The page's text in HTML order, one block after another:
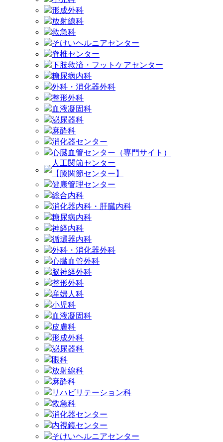
形成外科
放射線科
救急科
そけいヘルニアセンター
脊椎センター
下肢救済・フットケアセンター
糖尿病内科
外科・消化器外科
整形外科
血液凝固科
泌尿器科
麻酔科
消化器センター
心臓血管センター（専門サイト）
人工関節センター
【膝関節センター】
健康管理センター
総合内科
消化器内科・肝臓内科
糖尿病内科
神経内科
循環器内科
外科・消化器外科
心臓血管外科
脳神経外科
整形外科
産婦人科
小児科
血液凝固科
皮膚科
形成外科
泌尿器科
眼科
放射線科
麻酔科
リハビリテーション科
救急科
消化器センター
内視鏡センター
そけいヘルニアセンター